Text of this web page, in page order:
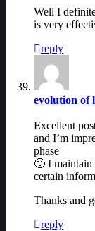
Well I
is very
reply
evolution of
Excellent
and I’m
phase
🙂 I
certain
Thanks and
reply